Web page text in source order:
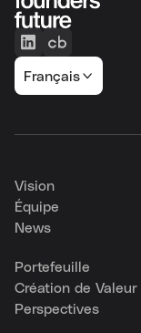
Français
Vision
Équipe
News
Portefeuille
Création de Valeur
Perspectives